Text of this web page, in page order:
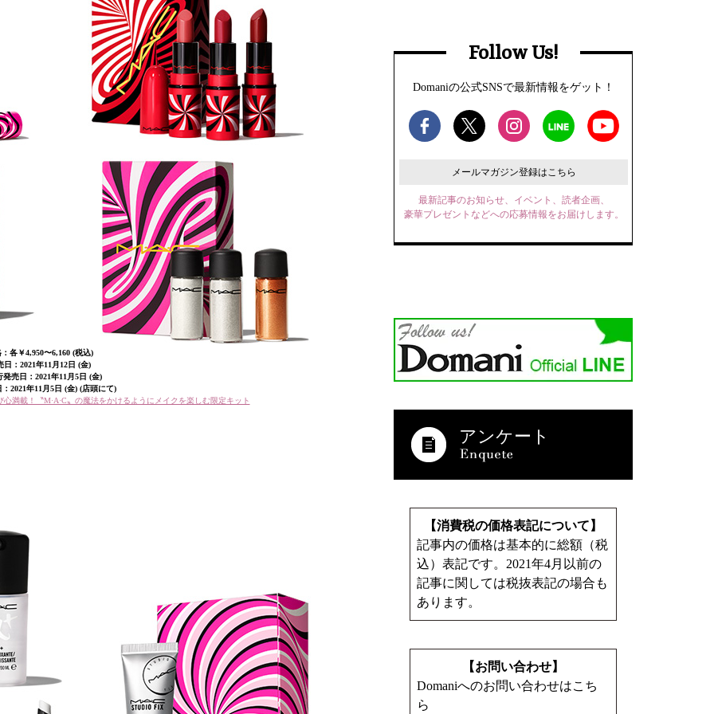
各￥4,950〜6,160 (税込)
日：2021年11月12日 (金)
発売日：2021年11月5日 (金)
2021年11月5日 (金) (店頭にて)
満載！〝M·A·C〟の魔法をかけるようにメイクを楽しむ限定キット
Follow Us!
Domaniの公式SNSで最新情報をゲット！
メールマガジン登録はこちら
最新記事のお知らせ、イベント、読者企画、
豪華プレゼントなどへの応募情報をお届けします。
アンケート
【消費税の価格表記について】
記事内の価格は基本的に総額（税
込）表記です。2021年4月以前の
記事に関しては税抜表記の場合も
あります。
【お問い合わせ】
Domaniへのお問い合わせはこち
ら